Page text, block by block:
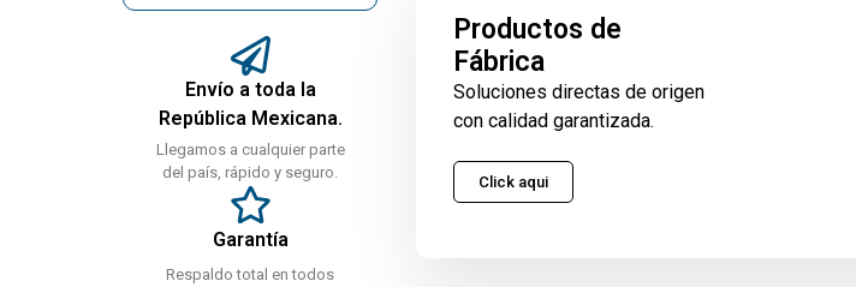
Envío a toda la
República Mexicana.
Llegamos a cualquier parte
del país, rápido y seguro.
Garantía
Respaldo total en todos
Productos de
Fábrica
Soluciones directas de origen
con calidad garantizada.
Click aqui